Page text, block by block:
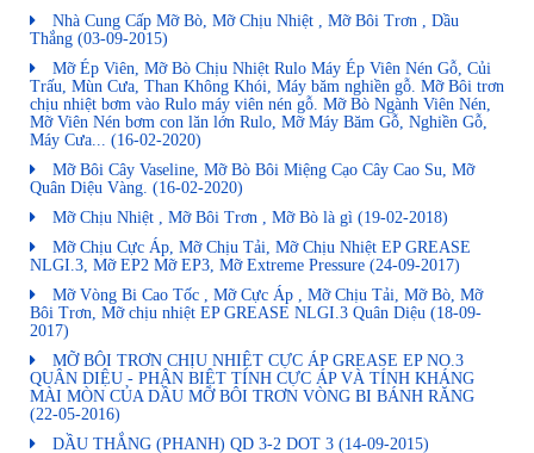
Nhà Cung Cấp Mỡ Bò, Mỡ Chịu Nhiệt , Mỡ Bôi Trơn , Dầu
Thắng (03-09-2015)
Mỡ Ép Viên, Mỡ Bò Chịu Nhiệt Rulo Máy Ép Viên Nén Gỗ, Củi
Trấu, Mùn Cưa, Than Không Khói, Máy băm nghiền gỗ. Mỡ Bôi trơn
chịu nhiệt bơm vào Rulo máy viên nén gỗ. Mỡ Bò Ngành Viên Nén,
Mỡ Viên Nén bơm con lăn lớn Rulo, Mỡ Máy Băm Gỗ, Nghiền Gỗ,
Máy Cưa... (16-02-2020)
Mỡ Bôi Cây Vaseline, Mỡ Bò Bôi Miệng Cạo Cây Cao Su, Mỡ
Quân Diệu Vàng. (16-02-2020)
Mỡ Chịu Nhiệt , Mỡ Bôi Trơn , Mỡ Bò là gì (19-02-2018)
Mỡ Chịu Cực Áp, Mỡ Chịu Tải, Mỡ Chịu Nhiệt EP GREASE
NLGI.3, Mỡ EP2 Mỡ EP3, Mỡ Extreme Pressure (24-09-2017)
Mỡ Vòng Bi Cao Tốc , Mỡ Cực Áp , Mỡ Chịu Tải, Mỡ Bò, Mỡ
Bôi Trơn, Mỡ chịu nhiệt EP GREASE NLGI.3 Quân Diệu (18-09-
2017)
MỠ BÔI TRƠN CHỊU NHIỆT CỰC ÁP GREASE EP NO.3
QUÂN DIỆU - PHÂN BIỆT TÍNH CỰC ÁP VÀ TÍNH KHÁNG
MÀI MÒN CỦA DẦU MỠ BÔI TRƠN VÒNG BI BÁNH RĂNG
(22-05-2016)
DẦU THẮNG (PHANH) QD 3-2 DOT 3 (14-09-2015)